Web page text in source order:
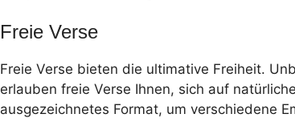
Freie Verse
Freie Verse bieten die ultimative Freiheit.
erlauben freie Verse Ihnen, sich auf
ausgezeichnetes Format, um verschiedene